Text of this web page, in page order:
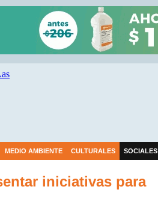
MEDIO AMBIENTE CULTURALES SOCIALES
iniciativas para